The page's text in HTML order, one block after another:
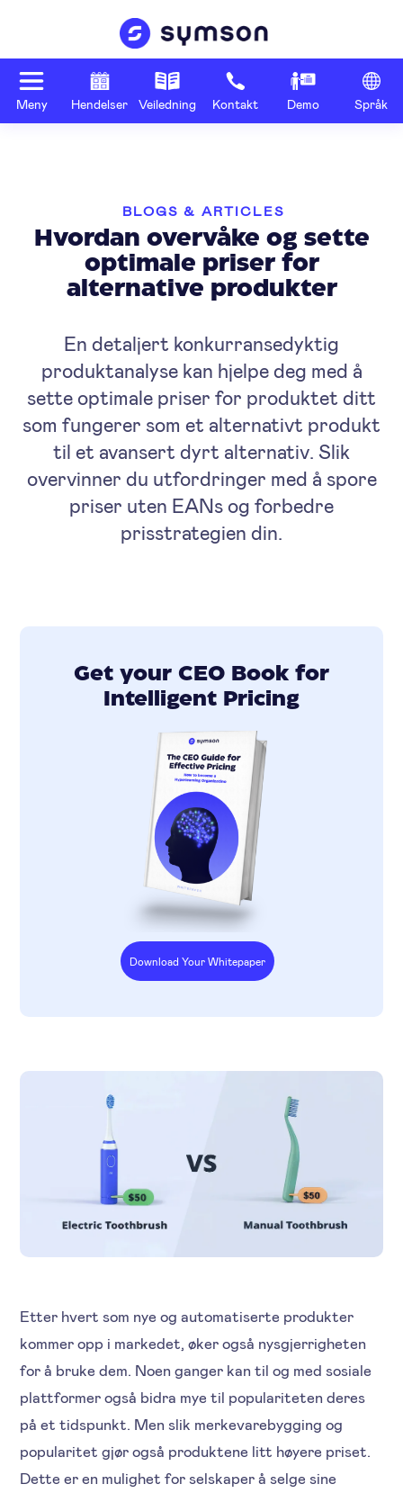
Meny Hendelser Veiledning Kontakt Demo Språk
BLOGS & ARTICLES
Hvordan overvåke og sette
optimale priser for
alternative produkter
En detaljert konkurransedyktig
produktanalyse kan hjelpe deg med å
sette optimale priser for produktet ditt
som fungerer som et alternativt produkt
til et avansert dyrt alternativ. Slik
overvinner du utfordringer med å spore
priser uten EANs og forbedre
prisstrategien din.
Get your CEO Book for
Intelligent Pricing
Download Your Whitepaper
Etter hvert som nye og automatiserte produkter
kommer opp i markedet, øker også nysgjerrigheten
for å bruke dem. Noen ganger kan til og med sosiale
plattformer også bidra mye til populariteten deres
på et tidspunkt. Men slik merkevarebygging og
popularitet gjør også produktene litt høyere priset.
Dette er en mulighet for selskaper å selge sine